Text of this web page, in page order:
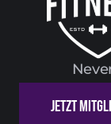
Jetzt